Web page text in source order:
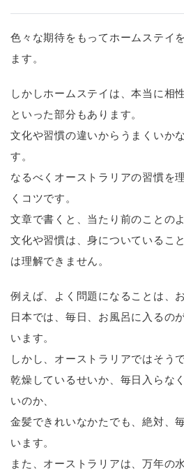
色々な期待をもってホームステイ
ます。
しかしホームステイは、本当に相
といった部分もあります。
文化や習慣の違いからうまくいか
す。
なるべくオーストラリアの習慣を
くコツです。
文章で書くと、当たり前のことの
文化や習慣は、身についているこ
は理解できません。
例えば、よく問題になることは、
日本では、毎日、お風呂に入るの
います。
しかし、オーストラリアではそう
乾燥しているせいか、毎日入らな
いのか、
金髪できれいなかたでも、絶対、
います。
また、オーストラリアは、万年の